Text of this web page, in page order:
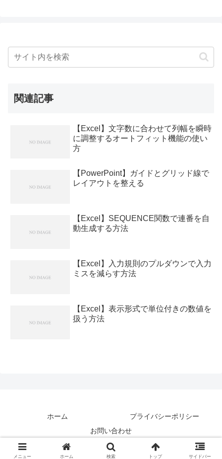
関連記事
【Excel】文字数に合わせて列幅を瞬時
に調整するオートフィット機能の使い
方
【PowerPoint】ガイドとグリッド線で
レイアウトを整える
【Excel】SEQUENCE関数で連番を自
動生成する方法
【Excel】入力規則のプルダウンで入力
ミスを減らす方法
【Excel】表示形式で単位付きの数値を
扱う方法
ホーム
プライバシーポリシー
お問い合わせ
Copyright © アトテク All Rights Reserved.
メニュー ホーム 検索 トップ サイドバー